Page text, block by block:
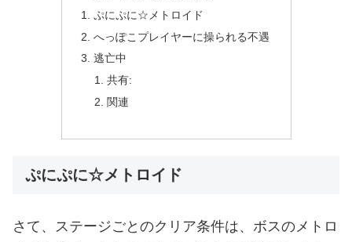
ぷにぷに☆メトロイド
へっぽこプレイヤーに操られる不遇
逃亡中
共有:
関連
ぷにぷに☆メトロイド
さて、ステージごとのクリア条件は、ボスのメトロ